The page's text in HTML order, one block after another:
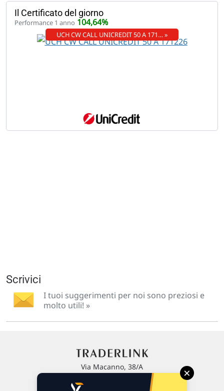
Il Certificato del giorno
Performance 1 anno 104,64%
UCH CW CALL UNICREDIT 50 A 171… »
Scrivici
I tuoi suggerimenti per noi sono preziosi e
molto utili! »
Via Macanno, 38/A
P.IVA 02 452 460 401
×